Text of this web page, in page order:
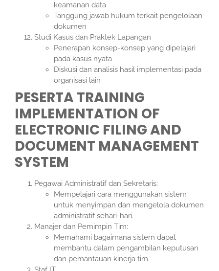
keamanan data
Tanggung jawab hukum terkait pengelolaan
dokumen
Studi Kasus dan Praktek Lapangan
Penerapan konsep-konsep yang dipelajari
pada kasus nyata
Diskusi dan analisis hasil implementasi pada
organisasi lain
PESERTA TRAINING
IMPLEMENTATION OF
ELECTRONIC FILING AND
DOCUMENT MANAGEMENT
SYSTEM
Pegawai Administratif dan Sekretaris:
Mempelajari cara menggunakan sistem
untuk menyimpan dan mengelola dokumen
administratif sehari-hari.
Manajer dan Pemimpin Tim:
Memahami bagaimana sistem dapat
membantu dalam pengambilan keputusan
dan pemantauan kinerja tim.